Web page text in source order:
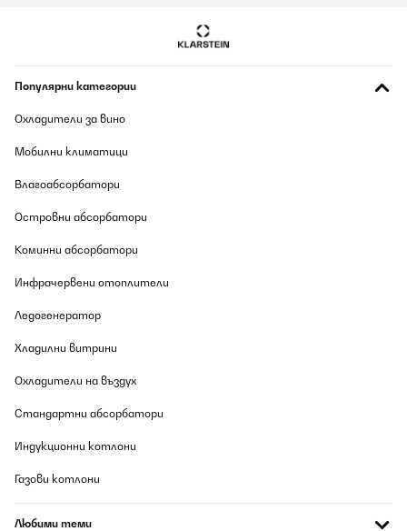
Популярни категории
Охладители за вино
Мобилни климатици
Влагоабсорбатори
Островни абсорбатори
Коминни абсорбатори
Инфрачервени отоплители
Ледогенератор
Хладилни витрини
Охладители на въздух
Стандартни абсорбатори
Индукционни котлони
Газови котлони
Любими теми